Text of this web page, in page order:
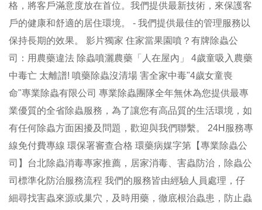
格，將客戶滿意度放在首位。我們提供最新技術，來保護客
戶的健康和舒適的居住環境。 - 我們提供最佳的管理服務以
保持長期的效果。 影片獨家 住家當果園噴？有牌除蟲公
司：用農藥違法 除蟲噴灑農藥「人在屋內」 4歲童吸入農藥
中毒亡 太離譜! 噴藥除蟲沒清場 害全家中毒"4歲女童喪
命"專業除蟲有限公司 專業除蟲團隊全年無休為您提供最專
業優質的全省除蟲服務，為了讓您有高品質的生活環境，如
有任何除蟲方面困擾及問題，歡迎與我們聯繫。 24H服務專
線免付費專線 環保署審查合格 環藥病媒字第【專業除蟲公
司】台北除蟲消毒專家推薦，居家消毒、害蟲防治，除蟲公
司標準化防治服務流程 我們的服務皆由經驗人員處理，仔
細尋找害蟲來源或巢穴，及時用藥，徹底根治蟲患，防止蟲